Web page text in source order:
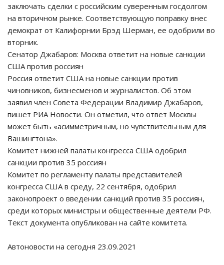
заключать сделки с российским суверенным госдолгом
на вторичном рынке. Соответствующую поправку внес
демократ от Калифорнии Брэд Шерман, ее одобрили во
вторник.
Сенатор Джабаров: Москва ответит на новые санкции
США против россиян
Россия ответит США на новые санкции против
чиновников, бизнесменов и журналистов. Об этом
заявил член Совета Федерации Владимир Джабаров,
пишет РИА Новости. Он отметил, что ответ Москвы
может быть «асимметричным, но чувствительным для
Вашингтона».
Комитет нижней палаты конгресса США одобрил
санкции против 35 россиян
Комитет по регламенту палаты представителей
конгресса США в среду, 22 сентября, одобрил
законопроект о введении санкций против 35 россиян,
среди которых министры и общественные деятели РФ.
Текст документа опубликован на сайте комитета.
Автоновости на сегодня 23.09.2021